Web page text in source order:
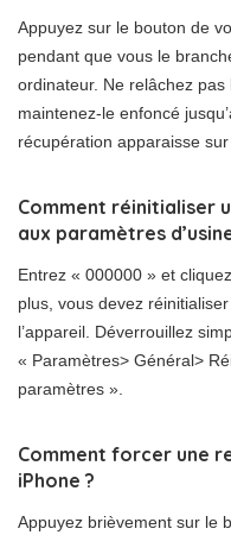
Appuyez sur le bouton de
pendant que vous le
ordinateur. Ne relâchez
maintenez-le enfoncé
récupération apparaisse
Comment réinitialiser
aux paramètres
Entrez « 000000 » et
plus, vous devez
l’appareil. Déverrouillez
« Paramètres> Général>
paramètres ».
Comment forcer une
iPhone ?
Appuyez brièvement sur le